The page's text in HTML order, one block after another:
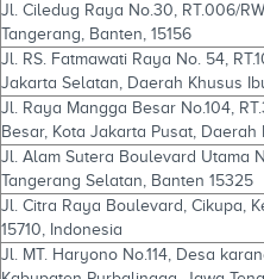
Jl. Ciledug Raya No.30, RT.006/
Tangerang, Banten, 15156
Jl. RS. Fatmawati Raya No. 54,
Jakarta Selatan, Daerah Khusus
Jl. Raya Mangga Besar No.104,
Besar, Kota Jakarta Pusat,
Jl. Alam Sutera Boulevard Utama
Tangerang Selatan, Banten 15325
Jl. Citra Raya Boulevard, Cikupa,
15710, Indonesia
Jl. MT. Haryono No.114, Desa